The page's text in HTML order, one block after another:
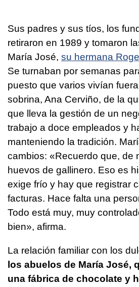
Sus padres y sus tíos, los
retiraron en 1989 y tomaron
María José, su hermana
Se turnaban por semanas
puesto que varios vivían
sobrina, Ana Cerviño, de la
que lleva la gestión de un
trabajo a doce empleados y
manteniendo la tradición.
cambios: «Recuerdo que, de
huevos de gallinero. Eso es
exige frío y hay que registrar
facturas. Hace falta una
Todo está muy, muy
bien», afirma.
La relación familiar con los
los abuelos de María José,
una fábrica de chocolate y